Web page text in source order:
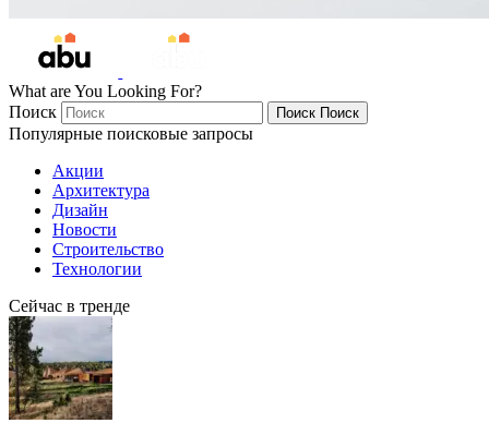
What are You Looking For?
Поиск
Поиск Поиск
Популярные поисковые запросы
Акции
Архитектура
Дизайн
Новости
Строительство
Технологии
Сейчас в тренде